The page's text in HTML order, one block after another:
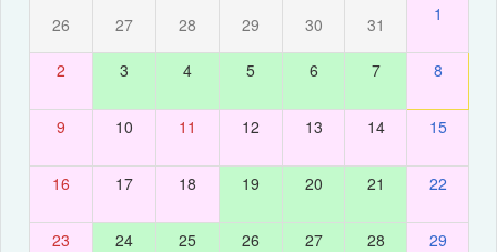
26 27 28 29 30 31 1
2 3 4 5 6 7 8
9 10 11 12 13 14 15
16 17 18 19 20 21 22
23 24 25 26 27 28 29